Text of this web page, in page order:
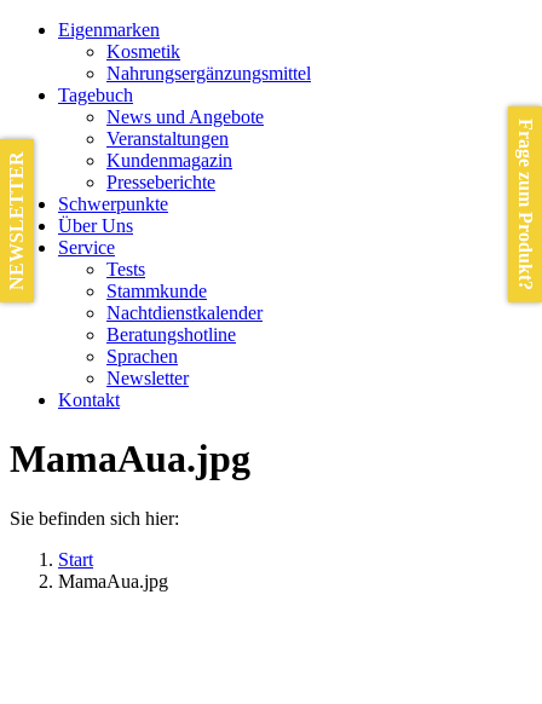
Eigenmarken
Kosmetik
Nahrungsergänzungsmittel
Tagebuch
News und Angebote
Veranstaltungen
Kundenmagazin
Presseberichte
Schwerpunkte
Über Uns
Service
Tests
Stammkunde
Nachtdienstkalender
Beratungshotline
Sprachen
Newsletter
Kontakt
MamaAua.jpg
Sie befinden sich hier:
Start
MamaAua.jpg
Frage zum Produkt?
NEWSLETTER